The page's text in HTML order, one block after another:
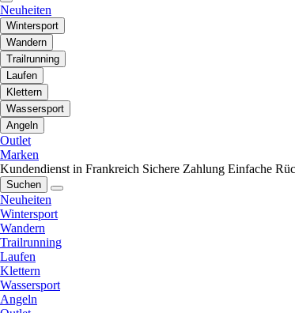
Neuheiten
Wintersport
Wandern
Trailrunning
Laufen
Klettern
Wassersport
Angeln
Outlet
Marken
Kundendienst in Frankreich Sichere Zahlung Einfache
Suchen
Neuheiten
Wintersport
Wandern
Trailrunning
Laufen
Klettern
Wassersport
Angeln